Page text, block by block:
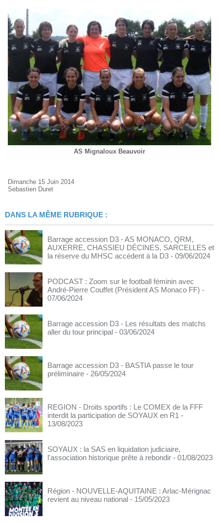
AS Mignaloux Beauvoir
Dimanche 15 Juin 2014
Sebastien Duret
DANS LA MÊME RUBRIQUE :
Barrage accession D3 - AS MONACO, QRM,
AUXERRE, CHASSIEU DÉCINES, SARCELLES et
la réserve du MHSC accèdent à la D3 - 09/06/2024
PODCAST : Zoom sur le football féminin avec
André-Pierre Couffet (Président AS Monaco FF) -
07/06/2024
Barrage accession D3 - Les résultats des matchs
aller du tour principal - 03/06/2024
Barrage accession D3 - BASTIA passe le tour
préliminaire - 26/05/2024
REGION - Droits sportifs : Le COMEX de la FFF
interdit la participation de SOYAUX en R1 -
13/08/2023
SOYAUX : la SAS en liquidation judiciaire,
l'association historique prête à rebondir - 01/08/2023
Région - NOUVELLE-AQUITAINE : Arlac-Mérignac
revient au niveau national - 15/05/2023